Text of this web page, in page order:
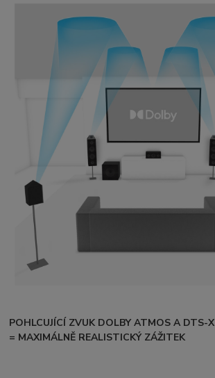
POHLCUJÍCÍ ZVUK DOLBY ATMOS A DTS-X
= MAXIMÁLNĚ REALISTICKÝ ZÁŽITEK